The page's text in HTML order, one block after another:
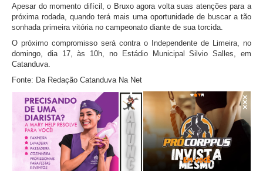
Apesar do momento difícil, o Bruxo agora volta suas atenções para a
próxima rodada, quando terá mais uma oportunidade de buscar a tão
sonhada primeira vitória no campeonato diante de sua torcida.
O próximo compromisso será contra o Independente de Limeira , no
domingo, dia 17, às 10h, no Estádio Municipal Silvio Salles , em
Catanduva
Fonte: Da Redação Catanduva Na Net